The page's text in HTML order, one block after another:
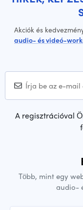
Akciók és
audio- és videó-
A regisztrációval
Több, mint egy
audio-